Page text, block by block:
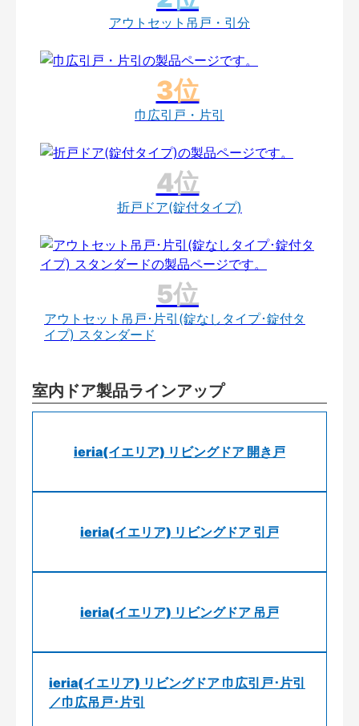
アウトセット吊戸・引分
巾広引戸・片引
折戸ドア(錠付タイプ)
アウトセット吊戸･片引(錠なしタイプ･錠付タ
イプ) スタンダード
室内ドア製品ラインアップ
ieria(イエリア) リビングドア 開き戸
ieria(イエリア) リビングドア 引戸
ieria(イエリア) リビングドア 吊戸
ieria(イエリア) リビングドア 巾広引戸･片引
／巾広吊戸･片引